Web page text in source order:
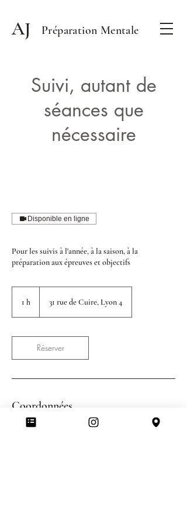
AJ Préparation Mentale
Suivi, autant de
séances que
nécessaire
Disponible en ligne
Pour les suivis à l'année, à la saison, à la
préparation aux épreuves et objectifs
1 h 31 rue de Cuire, Lyon 4
Réserver
Coordonnées
31 Rue de Cuire, Lyon, France